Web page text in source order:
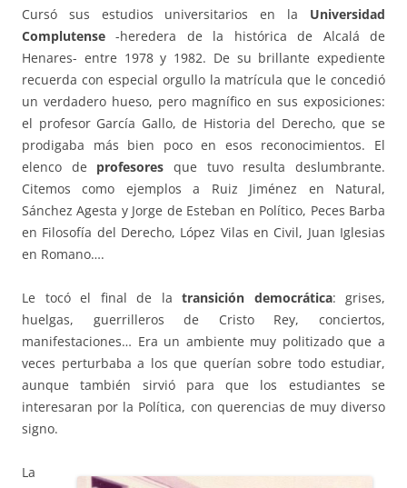
Cursó sus estudios universitarios en la Universidad
Complutense -heredera de la histórica de Alcalá de
Henares- entre 1978 y 1982. De su brillante expediente
recuerda con especial orgullo la matrícula que le concedió
un verdadero hueso, pero magnífico en sus exposiciones:
el profesor García Gallo, de Historia del Derecho, que se
prodigaba más bien poco en esos reconocimientos. El
elenco de profesores que tuvo resulta deslumbrante.
Citemos como ejemplos a Ruiz Jiménez en Natural,
Sánchez Agesta y Jorge de Esteban en Político, Peces Barba
en Filosofía del Derecho, López Vilas en Civil, Juan Iglesias
en Romano….
Le tocó el final de la transición democrática: grises,
huelgas, guerrilleros de Cristo Rey, conciertos,
manifestaciones… Era un ambiente muy politizado que a
veces perturbaba a los que querían sobre todo estudiar,
aunque también sirvió para que los estudiantes se
interesaran por la Política, con querencias de muy diverso
signo.
La